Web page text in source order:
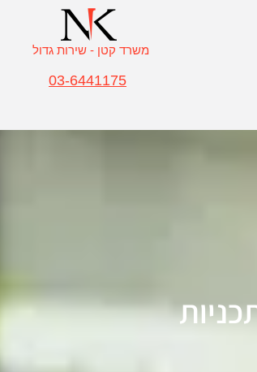
משרד קטן - שירות גדול
03-6441175